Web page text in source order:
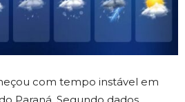
com tempo instável em